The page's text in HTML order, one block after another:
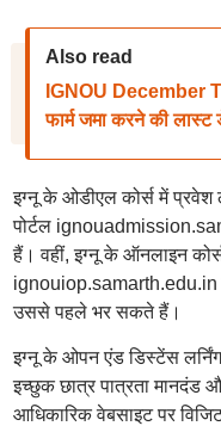
Also read
IGNOU December
फार्म जमा करने की
इग्नू के ओडीएल कोर्स में
पोर्टल
हैं। वहीं, इग्नू के ऑनलाइन
ignouiop.samarth.edu.in
उससे पहले भर सकते हैं।
इग्नू के ओपन एंड डिस्टेंस
इच्छुक छात्र पात्रता मानदंड
आधिकारिक वेबसाइट पर